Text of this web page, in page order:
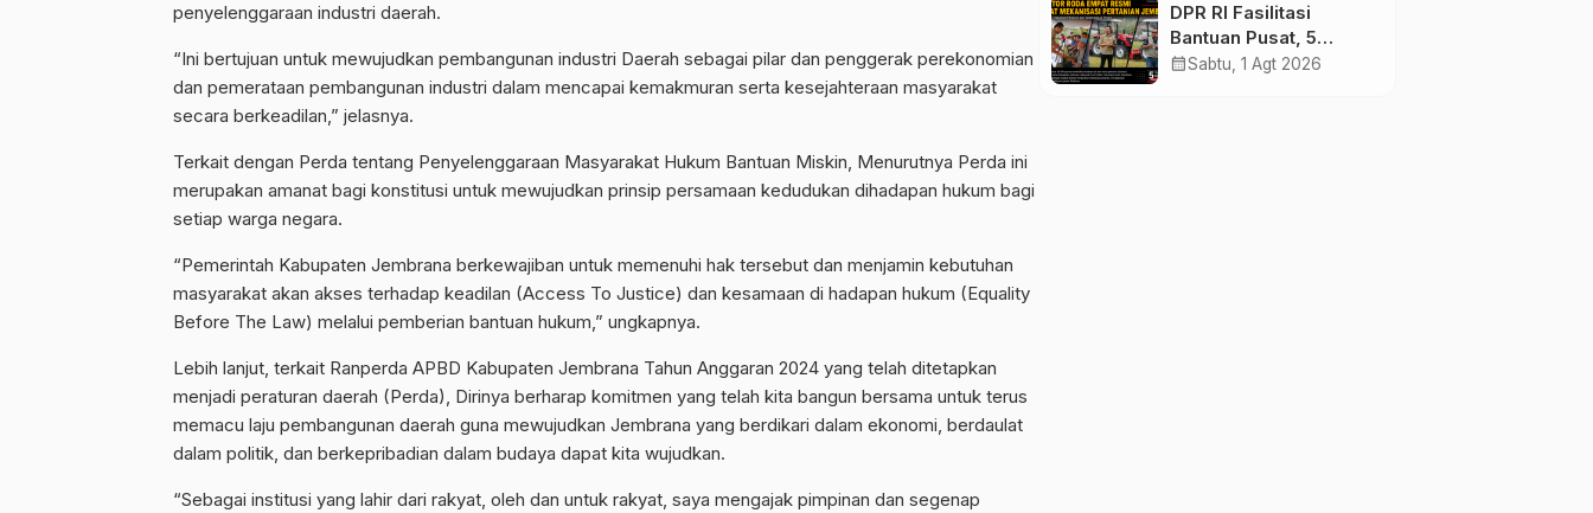
penyelenggaraan industri daerah.
“Ini bertujuan untuk mewujudkan pembangunan industri Daerah sebagai pilar dan penggerak perekonomian
dan pemerataan pembangunan industri dalam mencapai kemakmuran serta kesejahteraan masyarakat
secara berkeadilan,” jelasnya.
Terkait dengan Perda tentang Penyelenggaraan Masyarakat Hukum Bantuan Miskin, Menurutnya Perda ini
merupakan amanat bagi konstitusi untuk mewujudkan prinsip persamaan kedudukan dihadapan hukum bagi
setiap warga negara.
“Pemerintah Kabupaten Jembrana berkewajiban untuk memenuhi hak tersebut dan menjamin kebutuhan
masyarakat akan akses terhadap keadilan (Access To Justice) dan kesamaan di hadapan hukum (Equality
Before The Law) melalui pemberian bantuan hukum,” ungkapnya.
Lebih lanjut, terkait Ranperda APBD Kabupaten Jembrana Tahun Anggaran 2024 yang telah ditetapkan
menjadi peraturan daerah (Perda), Dirinya berharap komitmen yang telah kita bangun bersama untuk terus
memacu laju pembangunan daerah guna mewujudkan Jembrana yang berdikari dalam ekonomi, berdaulat
dalam politik, dan berkepribadian dalam budaya dapat kita wujudkan.
“Sebagai institusi yang lahir dari rakyat, oleh dan untuk rakyat, saya mengajak pimpinan dan segenap
Calon PMI
DPR RI Fasilitasi
Bantuan Pusat, 5
Traktor Roda Empat
calendar_monthSabtu, 1 Agt 2026